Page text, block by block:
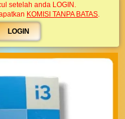
setelah anda LOGIN.
KOMISI TANPA BATAS.
LOGIN